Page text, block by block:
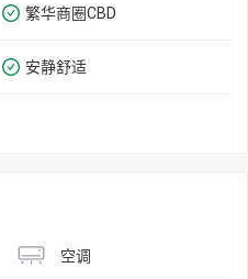
繁华商圈​​CBD
安静舒适
空调